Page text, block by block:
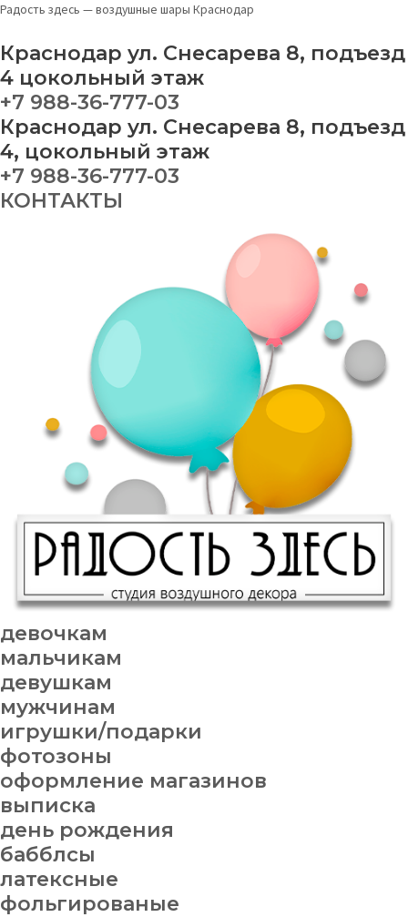
Перейти
содержимому
Радость здесь — воздушные шары Краснодар
Краснодар ул. Снесарева 8, подъезд
4 цокольный этаж
+7 988-36-777-03
Краснодар ул. Снесарева 8, подъезд
4, цокольный этаж
+7 988-36-777-03
КОНТАКТЫ
девочкам
мальчикам
девушкам
мужчинам
игрушки/подарки
фотозоны
оформление магазинов
выписка
день рождения
бабблсы
латексные
фольгированые
МенюНабор
№
184
quantity
This
has
variants.
The
options
be
chosen